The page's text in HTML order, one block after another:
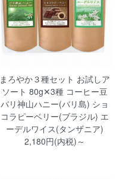
まろやか３種セット お試しア
ソート 80g✕3種 コーヒー豆
バリ神山ハニー(バリ島) ショ
コラピーベリー(ブラジル) エ
ーデルワイス(タンザニア)
2,180円(内税)～